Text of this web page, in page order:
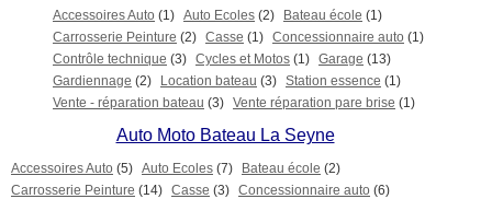
Accessoires Auto (1) Auto Ecoles (2) Bateau école (1)
Carrosserie Peinture (2) Casse (1) Concessionnaire auto (1)
Contrôle technique (3) Cycles et Motos (1) Garage (13)
Gardiennage (2) Location bateau (3) Station essence (1)
Vente - réparation bateau (3) Vente réparation pare brise (1)
Auto Moto Bateau La Seyne
Accessoires Auto (5) Auto Ecoles (7) Bateau école (2)
Carrosserie Peinture (14) Casse (3) Concessionnaire auto (6)